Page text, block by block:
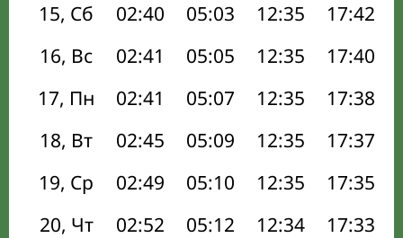
15, Сб
02:40 05:03 12:35 17:42
16, Вс
02:41 05:05 12:35 17:40
17, Пн
02:41 05:07 12:35 17:38
18, Вт
02:45 05:09 12:35 17:37
19, Ср
02:49 05:10 12:35 17:35
20, Чт
02:52 05:12 12:34 17:33